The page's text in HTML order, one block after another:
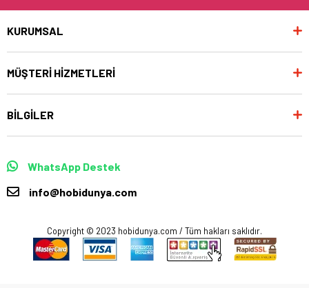
KURUMSAL
MÜŞTERİ HİZMETLERİ
BİLGİLER
WhatsApp Destek
info@hobidunya.com
Copyright © 2023 hobidunya.com / Tüm hakları saklıdır.